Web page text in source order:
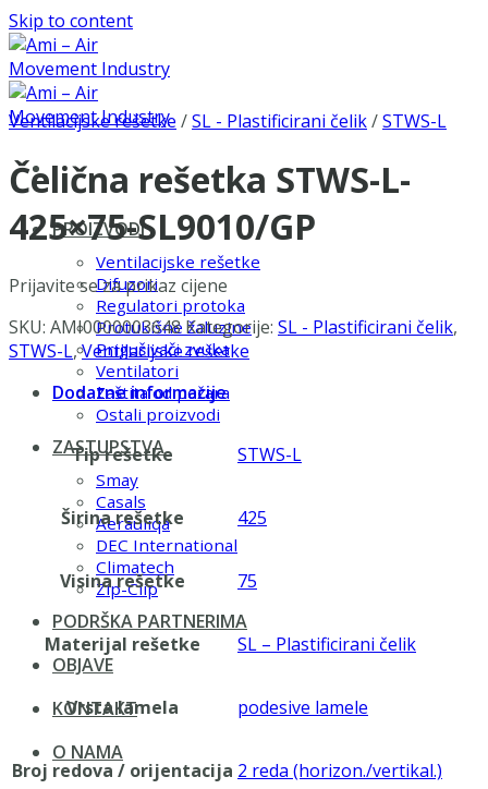
Skip to content
PROIZVODI
Ventilacijske rešetke
Difuzori
Regulatori protoka
Protukišne žaluzine
Prigušivači zvuka
Ventilatori
Zaštita od požara
Ostali proizvodi
ZASTUPSTVA
Smay
Casals
Aerauliqa
DEC International
Climatech
Zip-Clip
PODRŠKA PARTNERIMA
OBJAVE
KONTAKT
O NAMA
Ventilacijske rešetke /SL - Plastificirani čelik/STWS-L
Čelična rešetka STWS-L-
425×75-SL9010/GP
Prijavite se za prikaz cijene
SKU: AMI0000003648 Kategorije: SL - Plastificirani čelik,
STWS-L,Ventilacijske rešetke
Dodatne informacije
Tip rešetke STWS-L
Širina rešetke 425
Visina rešetke 75
Materijal rešetke SL – Plastificirani čelik
Vrsta lamela podesive lamele
Broj redova / orijentacija 2 reda (horizon./vertikal.)